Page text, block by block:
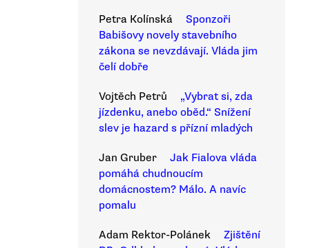
Petra Kolínská
Sponzoři
Babišovy novely stavebního
zákona se nevzdávají. Vláda jim
čelí dobře
Vojtěch Petrů
„Vybrat si, zda
jízdenku, anebo oběd.“ Snížení
slev je hazard s přízní mladých
Jan Gruber
Jak Fialova vláda
pomáhá chudnoucím
domácnostem? Málo. A navíc
pomalu
Adam Rektor-Polánek
Zjištění